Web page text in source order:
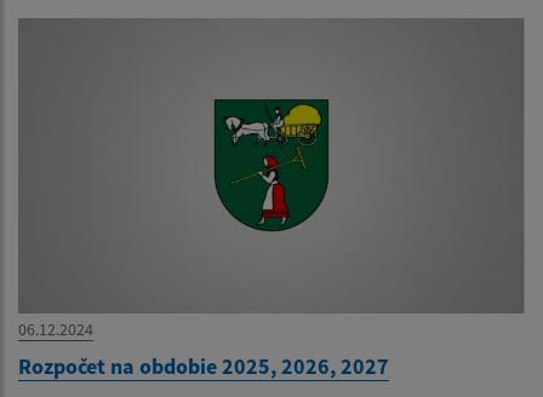
06.12.2024
Rozpočet na obdobie 2025, 2026, 2027